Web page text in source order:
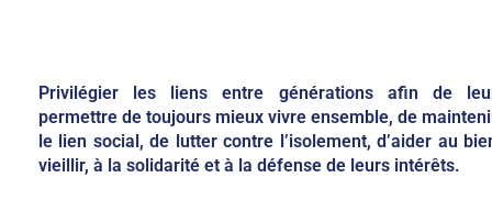
Privilégier les liens entre générations afin de
permettre de toujours mieux vivre ensemble, de
le lien social, de lutter contre l’isolement, d’aider au
vieillir, à la solidarité et à la défense de leurs intérêts.